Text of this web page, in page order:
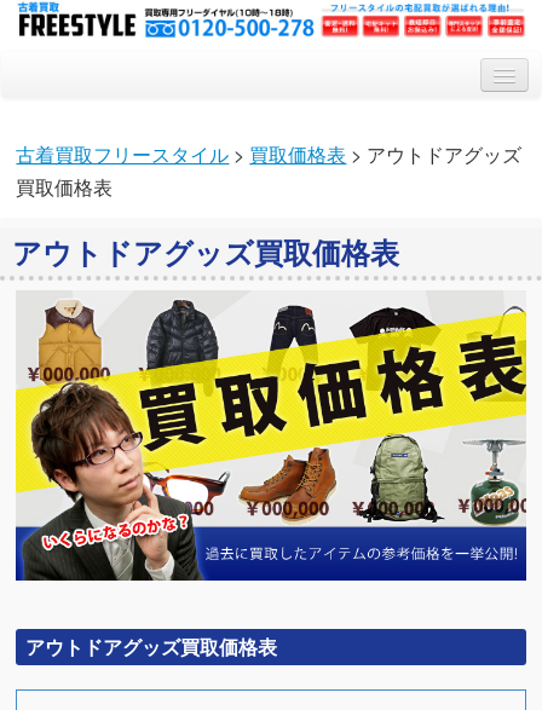
買取システム
会社概要
Q&A
特集記事
古着買取フリースタイル > 買取価格表 > アウトドアグッズ
買取価格表
アウトドアグッズ買取価格表
アウトドアグッズ買取価格表